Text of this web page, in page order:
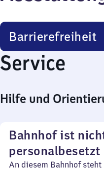
Barrierefreiheit
Service
Hilfe und
Bahnhof ist
personalbesetzt
An diesem Bahnhof steht